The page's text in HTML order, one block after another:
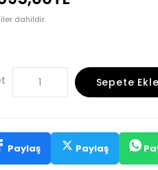
dahildir.
Sepete Ekle
Paylaş Paylaş